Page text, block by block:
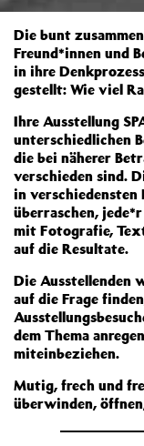
Die bunt
Freund*innen und
in ihre
gestellt: Wie viel
Ihre Ausstellung
unterschiedlichen
die bei näherer
verschieden sind.
in verschiedensten
überraschen,
mit Fotografie,
auf die Resultate.
Die Ausstellenden
auf die Frage
dem Thema
miteinbeziehen.
Mutig, frech und
überwinden,